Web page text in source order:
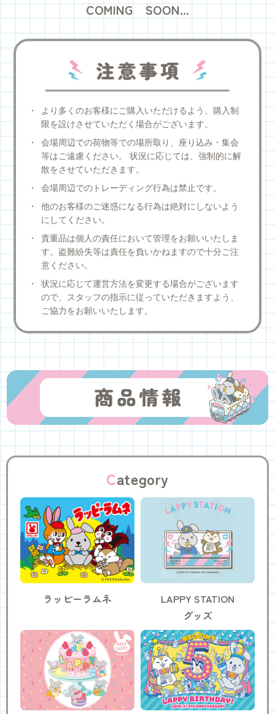
COMING SOON...
より多くのお客様にご購入いただけるよう、購入制
限を設けさせていただく場合がございます。
会場周辺での荷物等での場所取り、座り込み・集会
等はご遠慮ください。 状況に応じては、強制的に解
散をさせていただきます。
会場周辺でのトレーディング行為は禁止です。
他のお客様のご迷惑になる行為は絶対にしないよう
にしてください。
貴重品は個人の責任において管理をお願いいたしま
す。盗難紛失等は責任を負いかねますので十分ご注
意ください。
状況に応じて運営方法を変更する場合がございます
ので、スタッフの指示に従っていただきますよう、
ご協力をお願いいたします。
商品情報
Category
ラッピーラムネ
LAPPY STATION
グッズ